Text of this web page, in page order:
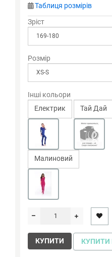
Таблиця розмірів
Зріст
Розмір
Інші кольори
Електрик
Тай Дай
Малиновий
КУПИТИ КУПИТИ